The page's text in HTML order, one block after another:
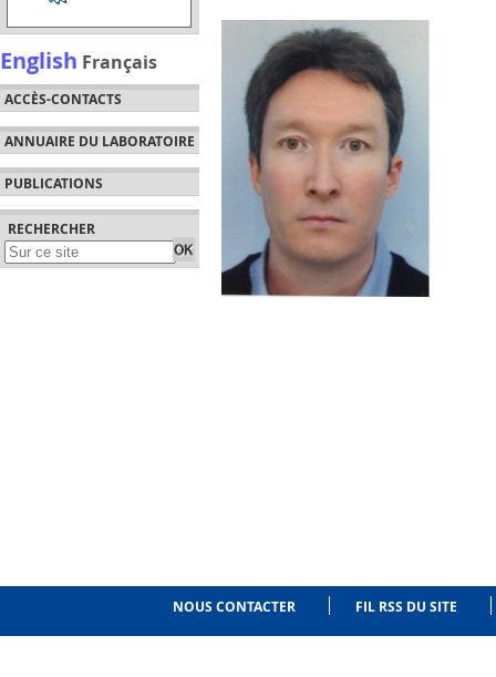
English Français
ACCÈS-CONTACTS
ANNUAIRE DU LABORATOIRE
PUBLICATIONS
RECHERCHER
NOUS CONTACTER FIL RSS DU SITE